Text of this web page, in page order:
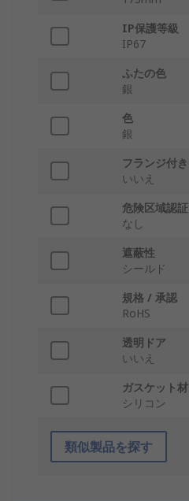
IP保護等級
IP67
ふたの色
銀
色
銀
フランジ付き
いいえ
危険区域認証
なし
遮蔽性
シールド
規格 / 承認
RoHS
透明ドア
いいえ
ガスケット材
シリコン
類似製品を探す